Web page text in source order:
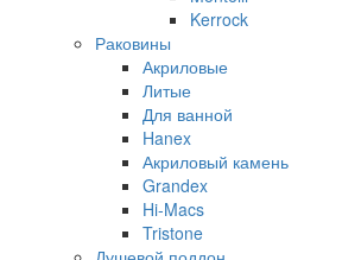
Kerrock
Раковины
Акриловые
Литые
Для ванной
Hanex
Акриловый камень
Grandex
Hi-Macs
Tristone